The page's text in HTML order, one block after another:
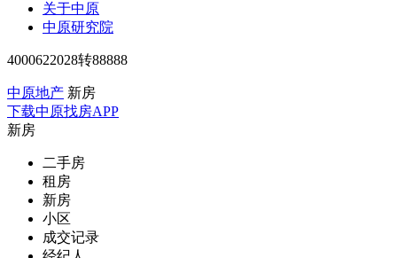
关于中原
中原研究院
4000622028转88888
中原地产 新房
下载中原找房APP
新房
二手房
租房
新房
小区
成交记录